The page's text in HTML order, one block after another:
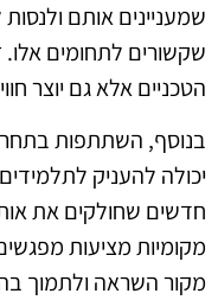
שמעניינים אותם
שקשורים לתחומים
הטכניים אלא גם יוצר
בנוסף, השתתפות
יכולה להעניק
חדשים שחולקים את
מקומיות מציעות
מקור השראה ולתמוך